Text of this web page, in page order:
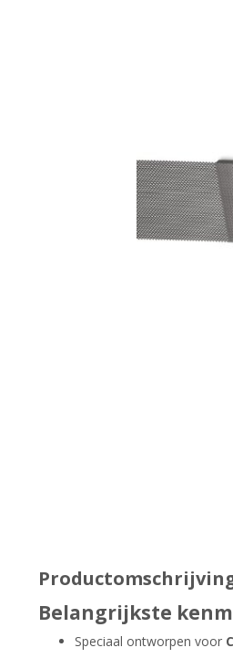
Belangrijkste
Speciaal ontworpen voor